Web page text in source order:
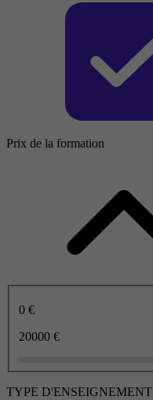
Prix de la formation
0 €
20000 €
TYPE D'ENSEIGNEMENT